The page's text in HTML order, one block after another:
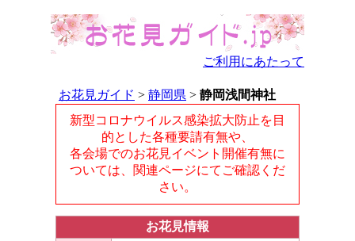
ご利用にあたって
お花見ガイド > 静岡県 > 静岡浅間神社
新型コロナウイルス感染拡大防止を目
的とした各種要請有無や、
各会場でのお花見イベント開催有無に
ついては、関連ページにてご確認くだ
さい。
お花見情報